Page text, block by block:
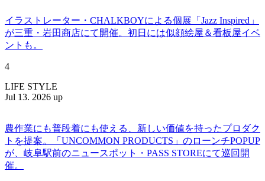
イラストレーター・CHALKBOYによる個展「Jazz Inspired」
が三重・岩田商店にて開催。初日には似顔絵屋＆看板屋イベ
ントも。
4
LIFE STYLE
Jul 13. 2026 up
農作業にも普段着にも使える、新しい価値を持ったプロダク
トを提案。「UNCOMMON PRODUCTS」のローンチPOPUP
が、岐阜駅前のニュースポット・PASS STOREにて巡回開
催。